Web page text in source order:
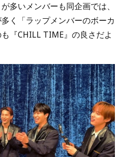
多いメンバーも同企画では、
く「ラップメンバーのボーカ
『CHILL TIME』の良さだよ